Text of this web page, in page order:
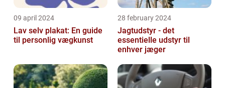
09 april 2024
Lav selv plakat: En guide
til personlig vægkunst
28 february 2024
Jagtudstyr - det
essentielle udstyr til
enhver jæger